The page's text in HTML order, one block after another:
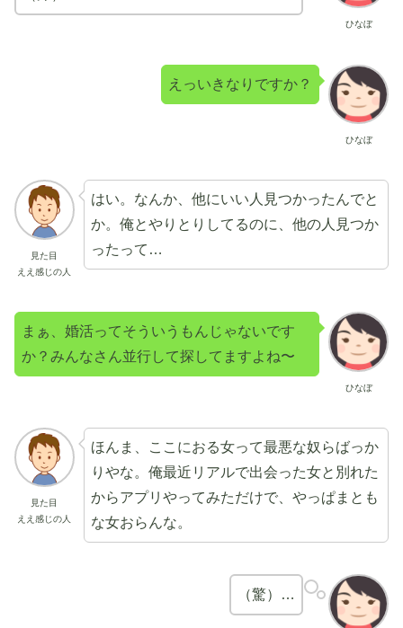
ひなぼ
ひなぼ
えっいきなりですか？
見た目
ええ感じの人
はい。なんか、他にいい人見つかったんでと
か。俺とやりとりしてるのに、他の人見つか
ったって…
ひなぼ
まぁ、婚活ってそういうもんじゃないです
か？みんなさん並行して探してますよね〜
見た目
ええ感じの人
ほんま、ここにおる女って最悪な奴らばっか
りやな。俺最近リアルで出会った女と別れた
からアプリやってみただけで、やっぱまとも
な女おらんな。
（驚）…